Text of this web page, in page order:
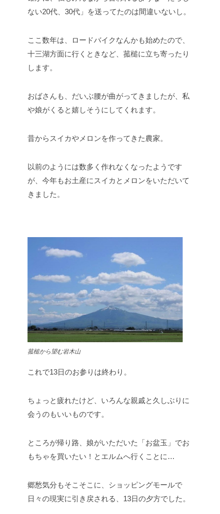
ない20代、30代」を送ってたのは間違いないし。
ここ数年は、ロードバイクなんかも始めたので、
十三湖方面に行くときなど、菰槌に立ち寄ったり
します。
おばさんも、だいぶ腰が曲がってきましたが、私
や娘がくると嬉しそうにしてくれます。
昔からスイカやメロンを作ってきた農家。
以前のようには数多く作れなくなったようです
が、今年もお土産にスイカとメロンをいただいて
きました。
菰槌から望む岩木山
これで13日のお参りは終わり。
ちょっと疲れたけど、いろんな親戚と久しぶりに
会うのもいいものです。
ところが帰り路、娘がいただいた「お盆玉」でお
もちゃを買いたい！とエルムへ行くことに…
郷愁気分もそこそこに、ショッピングモールで
日々の現実に引き戻される、13日の夕方でした。